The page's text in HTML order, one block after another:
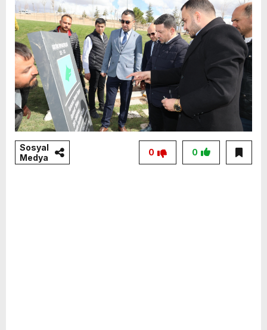
Sosyal
Medya
0
0